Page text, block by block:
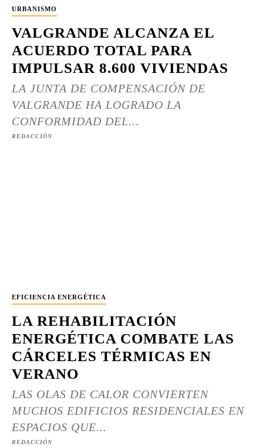
URBANISMO
VALGRANDE ALCANZA EL
ACUERDO TOTAL PARA
IMPULSAR 8.600 VIVIENDAS
LA JUNTA DE COMPENSACIÓN DE
VALGRANDE HA LOGRADO LA
CONFORMIDAD DEL...
REDACCIÓN
EFICIENCIA ENERGÉTICA
LA REHABILITACIÓN
ENERGÉTICA COMBATE LAS
CÁRCELES TÉRMICAS EN
VERANO
LAS OLAS DE CALOR CONVIERTEN
MUCHOS EDIFICIOS RESIDENCIALES EN
ESPACIOS QUE...
REDACCIÓN